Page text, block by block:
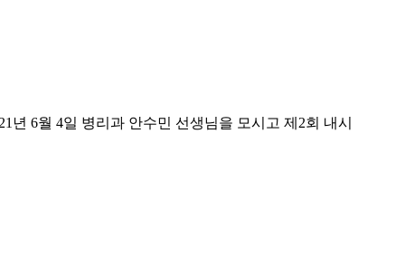
6월 4일 병리과 안수민 선생님을 모시고 제2회 내시